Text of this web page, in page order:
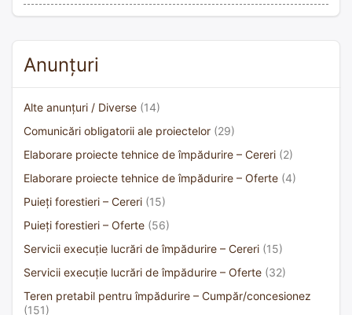
Anunțuri
Alte anunțuri / Diverse (14)
Comunicări obligatorii ale proiectelor (29)
Elaborare proiecte tehnice de împădurire – Cereri (2)
Elaborare proiecte tehnice de împădurire – Oferte (4)
Puieți forestieri – Cereri (15)
Puieți forestieri – Oferte (56)
Servicii execuție lucrări de împădurire – Cereri (15)
Servicii execuție lucrări de împădurire – Oferte (32)
Teren pretabil pentru împădurire – Cumpăr/concesionez
(151)